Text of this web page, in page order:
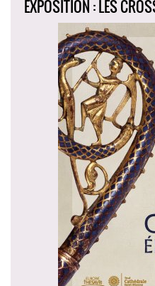
EXPOSITION : LES